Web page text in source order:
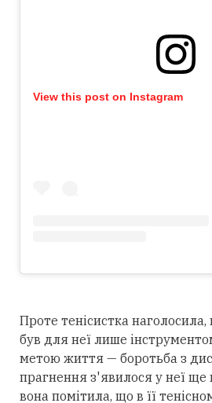
View this post on Instagram
Проте тенісистка
був для неї лише
метою життя — боротьба з
прагнення з'явилося у неї ще
вона помітила, що в її